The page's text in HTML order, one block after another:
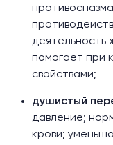
деятельность
помогает при
свойствами;
душистый
давление;
крови;